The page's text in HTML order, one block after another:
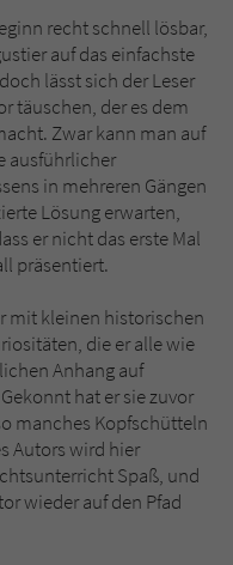
recht schnell lösbar,
auf das einfachste
lässt sich der Leser
täuschen, der es dem
Zwar kann man auf
ausführlicher
in mehreren Gängen
Lösung erwarten,
er nicht das erste Mal
präsentiert.
mit kleinen historischen
die er alle wie
Anhang auf
hat er sie zuvor
manches Kopfschütteln
Autors wird hier
Spaß, und
wieder auf den Pfad